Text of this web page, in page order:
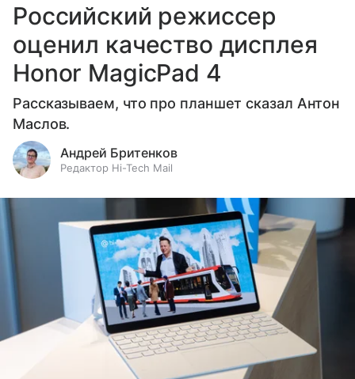
Российский режиссер
оценил качество дисплея
Honor MagicPad 4
Рассказываем, что про планшет сказал Антон
Маслов.
Андрей Бритенков
Редактор Hi-Tech Mail